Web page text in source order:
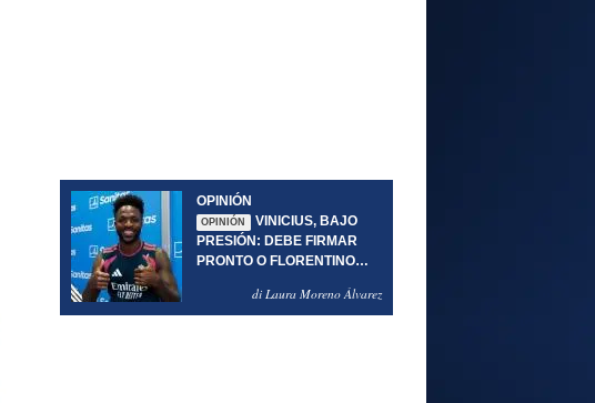
OPINIÓN
OPINIÓN
VINICIUS, BAJO
PRESIÓN: DEBE FIRMAR
PRONTO O FLORENTINO
di Laura Moreno Álvarez